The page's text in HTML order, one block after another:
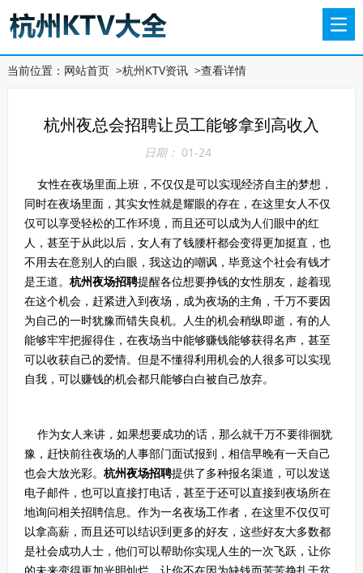
当前位置： 网站首页>杭州KTV资讯>查看详情
杭州夜总会招聘让员工能够拿到高收入
日期： 01-24
女性在夜场里面上班，不仅仅是可以实现经济自主的梦想，
同时在夜场里面，其实女性就是耀眼的存在，在这里女人不仅
仅可以享受轻松的工作环境，而且还可以成为人们眼中的红
人，甚至于从此以后，女人有了钱腰杆都会变得更加挺直，也
不用去在意别人的白眼，我这边的嘲讽，毕竟这个社会有钱才
是王道。 杭州夜场招聘提醒各位想要挣钱的女性朋友，趁着现
在这个机会，赶紧进入到夜场，成为夜场的主角，千万不要因
为自己的一时犹豫而错失良机。人生的机会稍纵即逝，有的人
能够牢牢把握得住，在夜场当中能够赚钱能够获得名声，甚至
可以收获自己的爱情。但是不懂得利用机会的人很多可以实现
自我，可以赚钱的机会都只能够白白被自己放弃。
作为女人来讲，如果想要成功的话，那么就千万不要徘徊犹
豫，赶快前往夜场的人事部门面试报到，相信早晚有一天自己
也会大放光彩。 杭州夜场招聘提供了多种报名渠道，可以发送
电子邮件，也可以直接打电话，甚至于还可以直接到夜场所在
地询问相关招聘信息。作为一名夜场工作者，在这里不仅仅可
以拿高薪，而且还可以结识到更多的好友，这些好友大多数都
是社会成功人士，他们可以帮助你实现人生的一次飞跃，让你